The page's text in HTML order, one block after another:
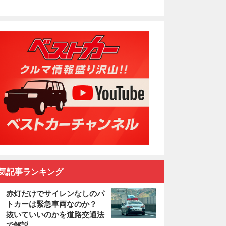
記事ランキング
赤灯だけでサイレンなしのパ
トカーは緊急車両なのか？
抜いていいのかを道路交通法